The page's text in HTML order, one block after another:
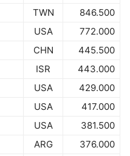
TWN
846.500
USA
772.000
CHN
445.500
ISR
443.000
USA
429.000
USA
417.000
USA
381.500
ARG
376.000